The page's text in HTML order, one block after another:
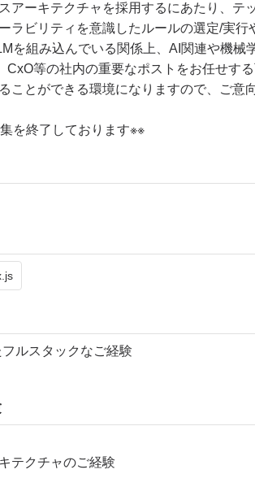
アーキテクチャを採用するにあたり、テ
ラビリティを意識したルールの選定/実行
を組み込んでいる関係上、AI関連や機械
CxO等の社内の重要なポストをお任せす
ことができる環境になりますので、ご意
を終了しております※※​
ルスタックなご経験
テクチャのご経験